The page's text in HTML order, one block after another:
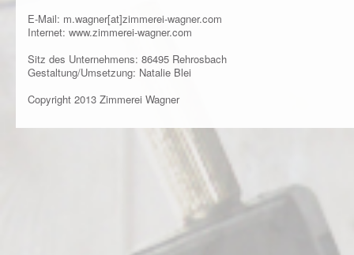
E-Mail: m.wagner[at]zimmerei-wagner.com
Internet: www.zimmerei-wagner.com
Sitz des Unternehmens: 86495 Rehrosbach
Gestaltung/Umsetzung: Natalie Blei
Copyright 2013 Zimmerei Wagner